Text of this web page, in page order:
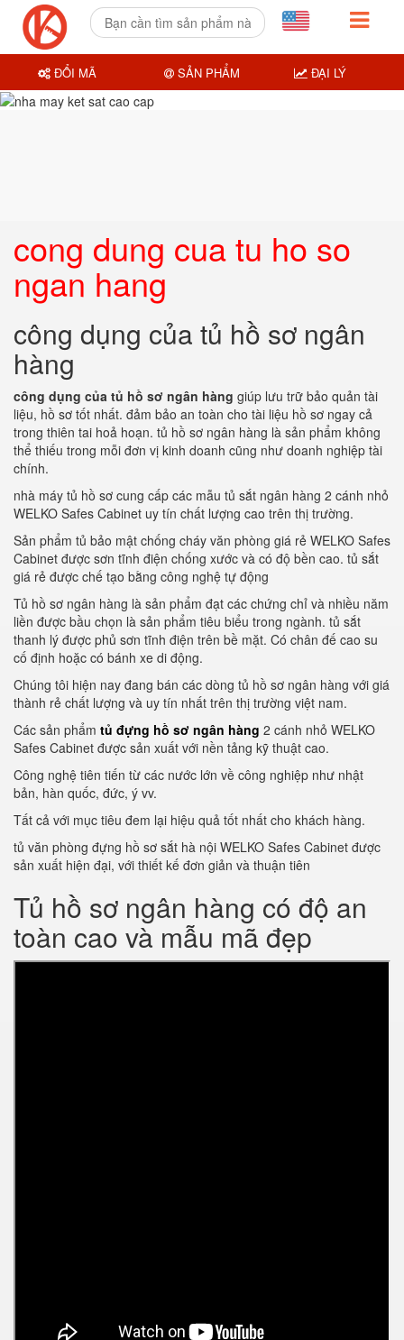
cong dung cua tu ho so
ngan hang
công dụng của tủ hồ sơ ngân
hàng
công dụng của tủ hồ sơ ngân hàng giúp lưu trữ bảo quản tài
liệu, hồ sơ tốt nhất. đảm bảo an toàn cho tài liệu hồ sơ ngay cả
trong thiên tai hoả hoạn. tủ hồ sơ ngân hàng là sản phẩm không
thể thiếu trong mỗi đơn vị kinh doanh cũng như doanh nghiệp tài
chính.
nhà máy tủ hồ sơ cung cấp các mẫu tủ sắt ngân hàng 2 cánh nhỏ
WELKO Safes Cabinet uy tín chất lượng cao trên thị trường.
Sản phẩm tủ bảo mật chống cháy văn phòng giá rẻ WELKO Safes
Cabinet được sơn tĩnh điện chống xước và có độ bền cao. tủ sắt
giá rẻ được chế tạo bằng công nghệ tự động
Tủ hồ sơ ngân hàng là sản phẩm đạt các chứng chỉ và nhiều năm
liền được bầu chọn là sản phẩm tiêu biểu trong ngành. tủ sắt
thanh lý được phủ sơn tĩnh điện trên bề mặt. Có chân đế cao su
cố định hoặc có bánh xe di động.
Chúng tôi hiện nay đang bán các dòng tủ hồ sơ ngân hàng với giá
thành rẻ chất lượng và uy tín nhất trên thị trường việt nam.
Các sản phẩm tủ đựng hồ sơ ngân hàng 2 cánh nhỏ WELKO
Safes Cabinet được sản xuất với nền tảng kỹ thuật cao.
Công nghệ tiên tiến từ các nước lớn về công nghiệp như nhật
bản, hàn quốc, đức, ý vv.
Tất cả với mục tiêu đem lại hiệu quả tốt nhất cho khách hàng.
tủ văn phòng đựng hồ sơ sắt hà nội WELKO Safes Cabinet được
sản xuất hiện đại, với thiết kế đơn giản và thuận tiên
Tủ hồ sơ ngân hàng có độ an
toàn cao và mẫu mã đẹp
ĐỔI MÃ SẢN PHẨM ĐẠI LÝ